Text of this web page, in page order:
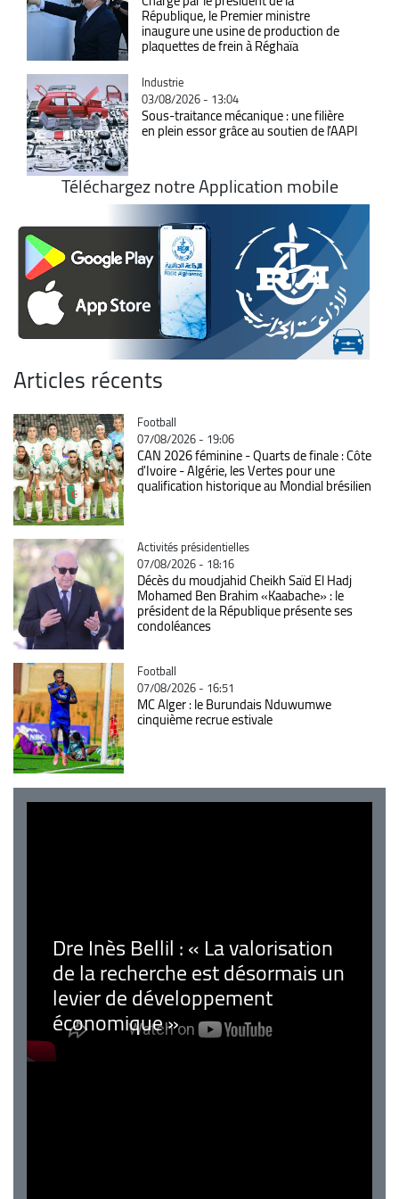
République, le Premier ministre
inaugure une usine de production de
plaquettes de frein à Réghaïa
Catégorie
Industrie
03/08/2026 - 13:04
Sous-traitance mécanique : une filière
en plein essor grâce au soutien de l'AAPI
Téléchargez notre Application mobile
Articles récents
Catégorie
Football
07/08/2026 - 19:06
CAN 2026 féminine - Quarts de finale : Côte
d'Ivoire - Algérie, les Vertes pour une
qualification historique au Mondial brésilien
Catégorie
Activités présidentielles
07/08/2026 - 18:16
Décès du moudjahid Cheikh Saïd El Hadj
Mohamed Ben Brahim «Kaabache» : le
président de la République présente ses
condoléances
Catégorie
Football
07/08/2026 - 16:51
MC Alger : le Burundais Nduwumwe
cinquième recrue estivale
Dre Inès Bellil : « La valorisation
de la recherche est désormais un
levier de développement
économique »